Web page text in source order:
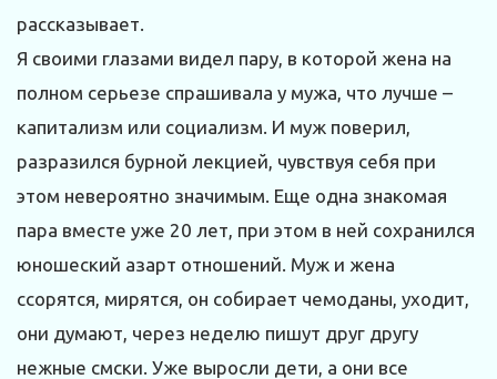
рассказывает.
Я своими глазами видел пару, в которой жена на
полном серьезе спрашивала у мужа, что лучше –
капитализм или социализм. И муж поверил,
разразился бурной лекцией, чувствуя себя при
этом невероятно значимым. Еще одна знакомая
пара вместе уже 20 лет, при этом в ней сохранился
юношеский азарт отношений. Муж и жена
ссорятся, мирятся, он собирает чемоданы, уходит,
они думают, через неделю пишут друг другу
нежные смски. Уже выросли дети, а они все